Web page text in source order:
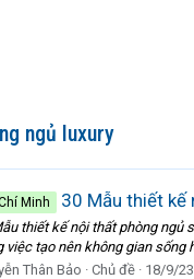
ngủ luxury
Minh 30 Mẫu thiết kế
thiết kế nội thất phòng ngủ
việc tạo nên không gian sống
Thân Bảo
Chủ đề 18/9/23